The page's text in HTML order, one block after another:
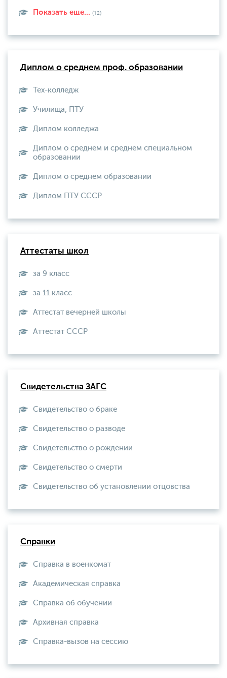
Показать еще... (12)
Диплом о среднем проф. образовании
Тех-колледж
Училища, ПТУ
Диплом колледжа
Диплом о среднем и среднем специальном
образовании
Диплом о среднем образовании
Диплом ПТУ СССР
Аттестаты школ
за 9 класс
за 11 класс
Аттестат вечерней школы
Aттестат СССР
Свидетельства ЗАГС
Свидетельство о браке
Свидетельство о разводе
Свидетельство о рождении
Свидетельство о смерти
Свидетельство об установлении отцовства
Справки
Справка в военкомат
Академическая справка
Справка об обучении
Архивная справка
Справка-вызов на сессию